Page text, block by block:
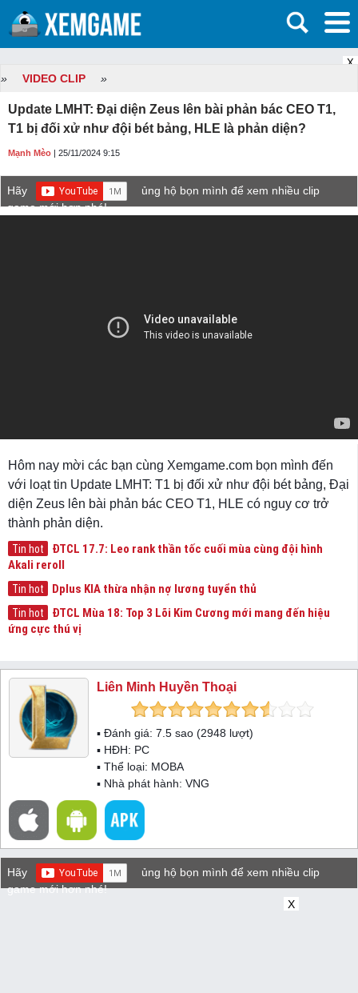
X
» VIDEO CLIP »
Update LMHT: Đại diện Zeus lên bài phản bác CEO T1,
T1 bị đối xử như đội bét bảng, HLE là phản diện?
Mạnh Mèo | 25/11/2024 9:15
Hãy
ủng hộ bọn mình để xem nhiều clip
game mới hơn nhé!
Hôm nay mời các bạn cùng Xemgame.com bọn mình đến
với loạt tin Update LMHT: T1 bị đối xử như đội bét bảng, Đại
diện Zeus lên bài phản bác CEO T1, HLE có nguy cơ trở
thành phản diện.
Tin hot
ĐTCL 17.7: Leo rank thần tốc cuối mùa cùng đội hình
Akali reroll
Tin hot Dplus KIA thừa nhận nợ lương tuyển thủ
Tin hot
ĐTCL Mùa 18: Top 3 Lõi Kim Cương mới mang đến hiệu
ứng cực thú vị
Liên Minh Huyền Thoại
▪ Đánh giá: 7.5 sao (2948 lượt)
▪ HĐH: PC
▪ Thể loại: MOBA
▪ Nhà phát hành: VNG
Hãy
ủng hộ bọn mình để xem nhiều clip
game mới hơn nhé!
X